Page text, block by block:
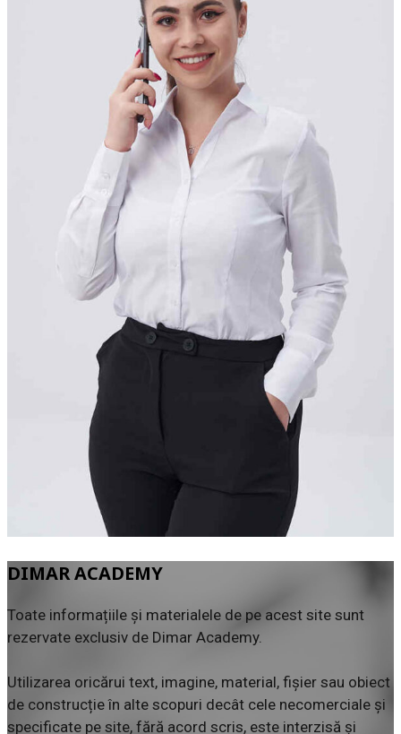
DIMAR ACADEMY
Toate informațiile și materialele de pe acest site sunt
rezervate exclusiv de Dimar Academy.
Utilizarea oricărui text, imagine, material, fișier sau obiect
de construcție în alte scopuri decât cele necomerciale și
specificate pe site, fără acord scris, este interzisă și